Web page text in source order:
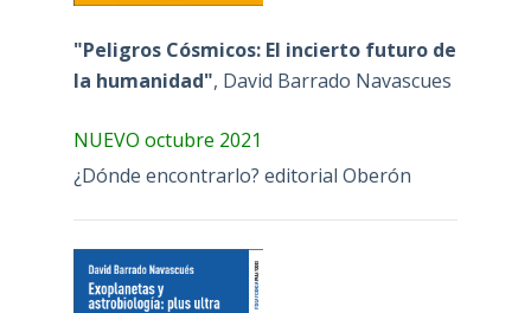
"Peligros Cósmicos: El incierto futuro de
la humanidad", David Barrado Navascues
NUEVO octubre 2021
¿Dónde encontrarlo? editorial Oberón